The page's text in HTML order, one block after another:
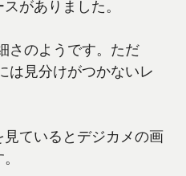
がありました。
さのようです。ただ
は見分けがつかないレ
ているとデジカメの画